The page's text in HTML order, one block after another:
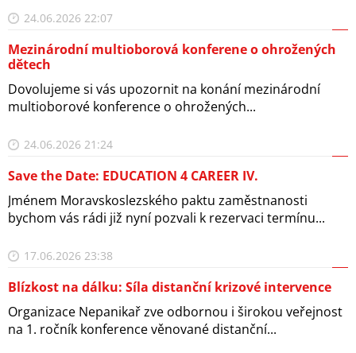
24.06.2026 22:07
Mezinárodní multioborová konferene o ohrožených
dětech
Dovolujeme si vás upozornit na konání mezinárodní
multioborové konference o ohrožených...
24.06.2026 21:24
Save the Date: EDUCATION 4 CAREER IV.
Jménem Moravskoslezského paktu zaměstnanosti
bychom vás rádi již nyní pozvali k rezervaci termínu...
17.06.2026 23:38
Blízkost na dálku: Síla distanční krizové intervence
Organizace Nepanikař zve odbornou i širokou veřejnost
na 1. ročník konference věnované distanční...